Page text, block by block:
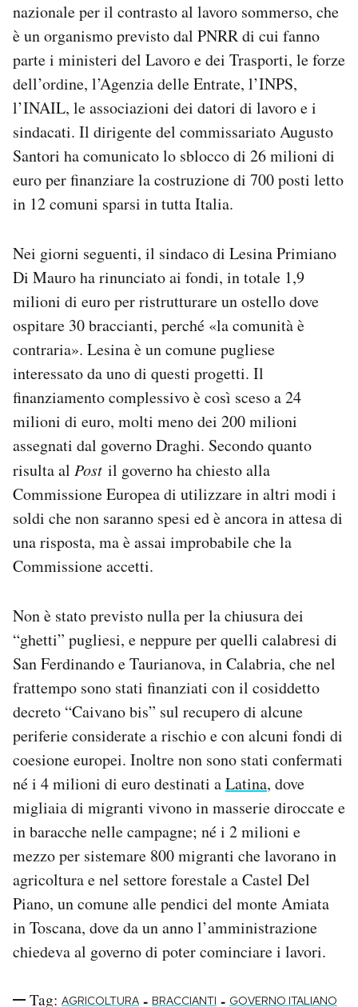
nazionale per il contrasto al lavoro sommerso, che
è un organismo previsto dal PNRR di cui fanno
parte i ministeri del Lavoro e dei Trasporti, le forze
dell’ordine, l’Agenzia delle Entrate, l’INPS,
l’INAIL, le associazioni dei datori di lavoro e i
sindacati. Il dirigente del commissariato Augusto
Santori ha comunicato lo sblocco di 26 milioni di
euro per finanziare la costruzione di 700 posti letto
in 12 comuni sparsi in tutta Italia.
Nei giorni seguenti, il sindaco di Lesina Primiano
Di Mauro ha rinunciato ai fondi, in totale 1,9
milioni di euro per ristrutturare un ostello dove
ospitare 30 braccianti, perché «la comunità è
contraria». Lesina è un comune pugliese
interessato da uno di questi progetti. Il
finanziamento complessivo è così sceso a 24
milioni di euro, molti meno dei 200 milioni
assegnati dal governo Draghi. Secondo quanto
risulta al Post il governo ha chiesto alla
Commissione Europea di utilizzare in altri modi i
soldi che non saranno spesi ed è ancora in attesa di
una risposta, ma è assai improbabile che la
Commissione accetti.
Non è stato previsto nulla per la chiusura dei
“ghetti” pugliesi, e neppure per quelli calabresi di
San Ferdinando e Taurianova, in Calabria, che nel
frattempo sono stati finanziati con il cosiddetto
decreto “Caivano bis” sul recupero di alcune
periferie considerate a rischio e con alcuni fondi di
coesione europei. Inoltre non sono stati confermati
né i 4 milioni di euro destinati aLatina, dove
migliaia di migranti vivono in masserie diroccate e
in baracche nelle campagne; né i 2 milioni e
mezzo per sistemare 800 migranti che lavorano in
agricoltura e nel settore forestale a Castel Del
Piano, un comune alle pendici del monte Amiata
in Toscana, dove da un anno l’amministrazione
chiedeva al governo di poter cominciare i lavori.
Tag: AGRICOLTURA - BRACCIANTI - GOVERNO ITALIANO